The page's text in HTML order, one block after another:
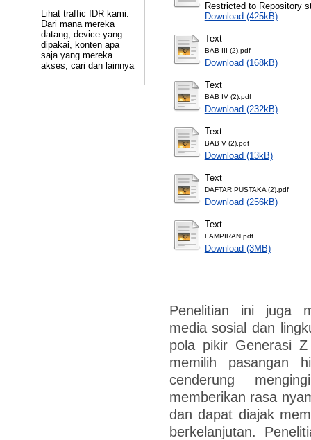
Lihat traffic IDR kami.
Dari mana mereka
datang, device yang
dipakai, konten apa
saja yang mereka
akses, cari dan lainnya
Restricted to Repository
Download (425kB)
Text
BAB III (2).pdf
Download (168kB)
Text
BAB IV (2).pdf
Download (232kB)
Text
BAB V (2).pdf
Download (13kB)
Text
DAFTAR PUSTAKA (2).pdf
Download (256kB)
Text
LAMPIRAN.pdf
Download (3MB)
Penelitian ini juga
media sosial dan
pola pikir Generasi
memilih pasangan
cenderung
memberikan rasa
dan dapat diajak
berkelanjutan.